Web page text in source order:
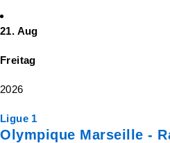
21. Aug
Freitag
2026
Ligue 1
Olympique Marseille -